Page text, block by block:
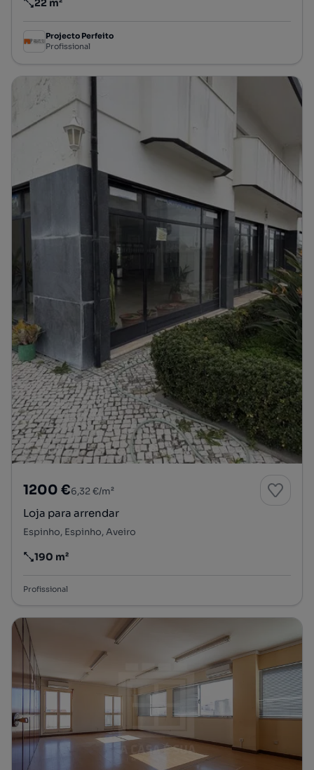
Preço por metro quadrado
22 m²
Projecto Perfeito
Profissional
1200 €6,32 €/m²
Loja para arrendar
Espinho, Espinho, Aveiro
Preço por metro quadrado
190 m²
Profissional